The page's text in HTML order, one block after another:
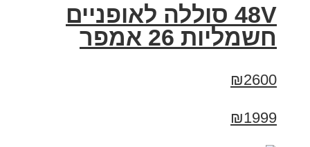
48V סוללה לאופניים
חשמליות 26 אמפר
₪2600
₪1999